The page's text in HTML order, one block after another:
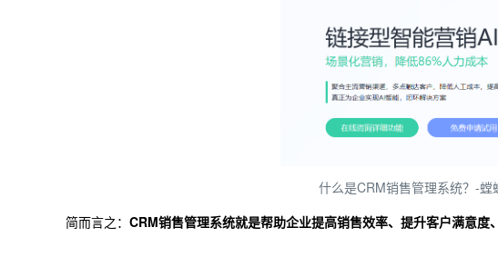
什么是CRM销售管理系统？-螳
简而言之： CRM销售管理系统就是帮助企业提高销售效率、提升客户满意度